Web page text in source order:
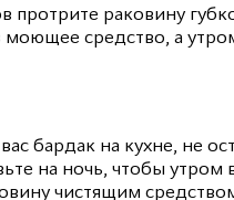
протрите раковину
моющее средство, а
бардак на кухне, не
на ночь, чтобы утром
чистящим